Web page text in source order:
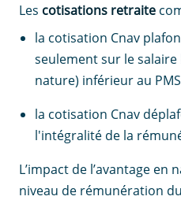
Les cotisations retraite
la cotisation Cnav
seulement sur le
nature) inférieur au
la cotisation Cnav
l'intégralité de la
L’impact de l’avantage en
niveau de rémunération